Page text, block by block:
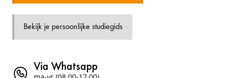
Bekijk je persoonlijke studiegids
Via Whatsapp